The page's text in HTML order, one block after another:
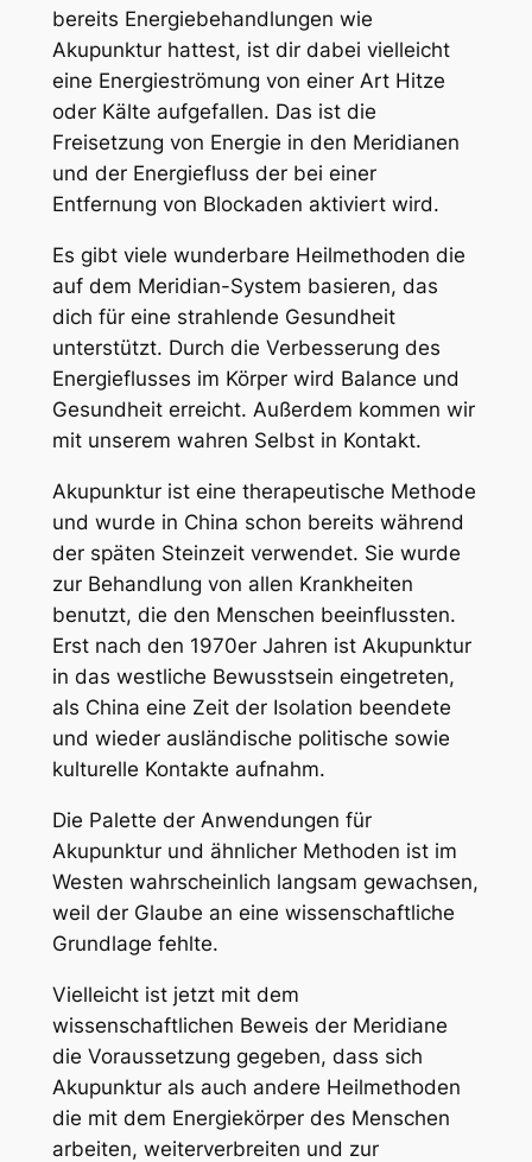
bereits Energiebehandlungen wie
Akupunktur hattest, ist dir dabei vielleicht
eine Energieströmung von einer Art Hitze
oder Kälte aufgefallen. Das ist die
Freisetzung von Energie in den Meridianen
und der Energiefluss der bei einer
Entfernung von Blockaden aktiviert wird.
Es gibt viele wunderbare Heilmethoden die
auf dem Meridian-System basieren, das
dich für eine strahlende Gesundheit
unterstützt. Durch die Verbesserung des
Energieflusses im Körper wird Balance und
Gesundheit erreicht. Außerdem kommen wir
mit unserem wahren Selbst in Kontakt.
Akupunktur ist eine therapeutische Methode
und wurde in China schon bereits während
der späten Steinzeit verwendet. Sie wurde
zur Behandlung von allen Krankheiten
benutzt, die den Menschen beeinflussten.
Erst nach den 1970er Jahren ist Akupunktur
in das westliche Bewusstsein eingetreten,
als China eine Zeit der Isolation beendete
und wieder ausländische politische sowie
kulturelle Kontakte aufnahm.
Die Palette der Anwendungen für
Akupunktur und ähnlicher Methoden ist im
Westen wahrscheinlich langsam gewachsen,
weil der Glaube an eine wissenschaftliche
Grundlage fehlte.
Vielleicht ist jetzt mit dem
wissenschaftlichen Beweis der Meridiane
die Voraussetzung gegeben, dass sich
Akupunktur als auch andere Heilmethoden
die mit dem Energiekörper des Menschen
arbeiten, weiterverbreiten und zur